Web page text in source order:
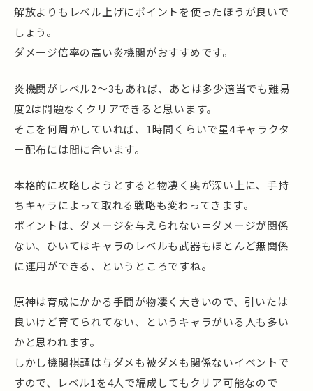
解放よりもレベル上げにポイントを使ったほうが良いで
しょう。
ダメージ倍率の高い炎機関がおすすめです。
炎機関がレベル2～3もあれば、あとは多少適当でも難易
度2は問題なくクリアできると思います。
そこを何周かしていれば、1時間くらいで星4キャラクタ
ー配布には間に合います。
本格的に攻略しようとすると物凄く奥が深い上に、手持
ちキャラによって取れる戦略も変わってきます。
ポイントは、ダメージを与えられない＝ダメージが関係
ない、ひいてはキャラのレベルも武器もほとんど無関係
に運用ができる、というところですね。
原神は育成にかかる手間が物凄く大きいので、引いたは
良いけど育てられてない、というキャラがいる人も多い
かと思われます。
しかし機関棋譚は与ダメも被ダメも関係ないイベントで
すので、レベル1を4人で編成してもクリア可能なので